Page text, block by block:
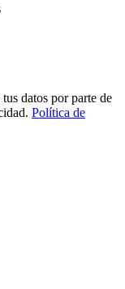
datos por parte de
Política de